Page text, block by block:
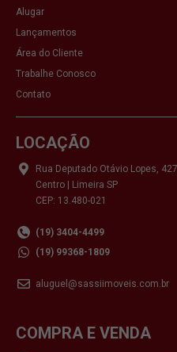
Alugar
Lançamentos
Área do Cliente
Trabalhe Conosco
Contato
LOCAÇÃO
Rua Deputado Otávio Lopes, 427
Centro | Limeira SP
CEP: 13.480-021
(19) 3404-4499
(19) 99368-1809
aluguel@sassiimoveis.com.br
COMPRA E VENDA